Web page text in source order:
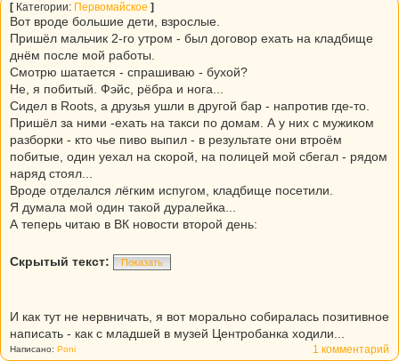
[ Категории: Первомайское ]
Вот вроде большие дети, взрослые.
Пришёл мальчик 2-го утром - был договор ехать на кладбище
днём после мой работы.
Смотрю шатается - спрашиваю - бухой?
Не, я побитый. Фэйс, рёбра и нога...
Сидел в Roots, а друзья ушли в другой бар - напротив где-то.
Пришёл за ними -ехать на такси по домам. А у них с мужиком
разборки - кто чье пиво выпил - в результате они втроём
побитые, один уехал на скорой, на полицей мой сбегал - рядом
наряд стоял...
Вроде отделался лёгким испугом, кладбище посетили.
Я думала мой один такой дуралейка...
А теперь читаю в ВК новости второй день:
Скрытый текст: Показать
И как тут не нервничать, я вот морально собиралась позитивное
написать - как с младшей в музей Центробанка ходили...
1 комментарий
Написано: Poni